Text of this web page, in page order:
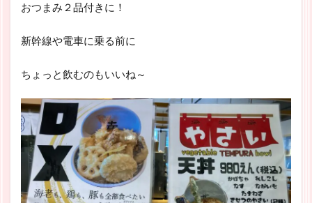
おつまみ２品付きに！
新幹線や電車に乗る前に
ちょっと飲むのもいいね～